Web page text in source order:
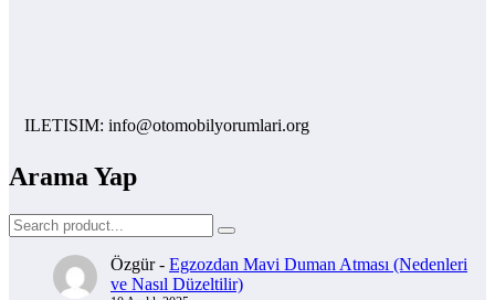
info@otomobilyorumlari.org
Arama Yap
Özgür- Egzozdan Mavi Duman Atması (Nedenleri
ve Nasıl Düzeltilir)